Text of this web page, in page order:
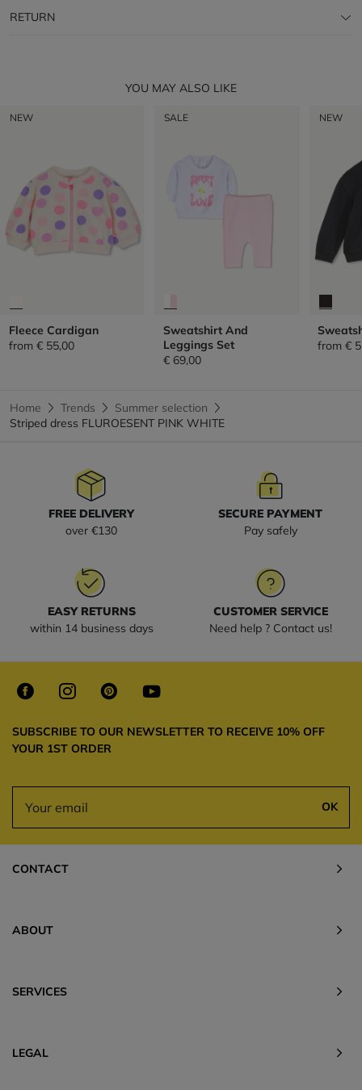
RETURN
YOU MAY ALSO LIKE
NEW
Fleece Cardigan
from € 55,00
SALE
Sweatshirt And
Leggings Set
€ 69,00
NEW
from€
Home Trends
Summer selection
Striped dress FLUROESENT PINK WHITE
FREE DELIVERY
over €130
SECURE PAYMENT
Pay safely
EASY RETURNS
within 14 business days
CUSTOMER SERVICE
Need help ? Contact us!
SUBSCRIBE TO OUR NEWSLETTER TO RECEIVE 10% OFF
YOUR 1ST ORDER
OK
CONTACT
ABOUT
SERVICES
LEGAL